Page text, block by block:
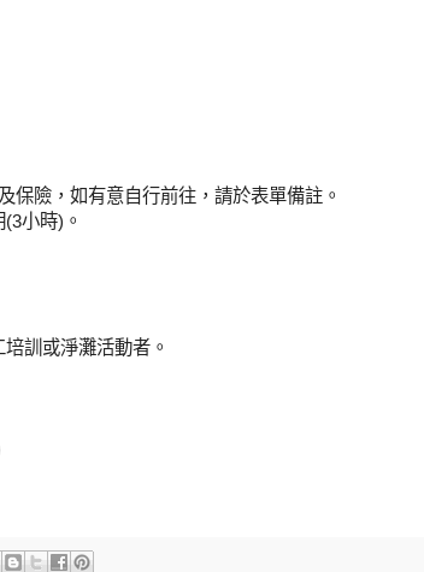
保險，如有意自行前往，請於表單備註。
小時)。
訓或淨灘活動者。